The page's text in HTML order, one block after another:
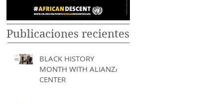
Publicaciones recientes
BLACK HISTORY
MONTH WITH ALIANZA
CENTER